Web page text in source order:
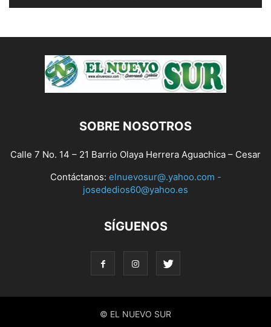
SOBRE NOSOTROS
Calle 7 No. 14 – 21 Barrio Olaya Herrera Aguachica – Cesar
Contáctanos: elnuevosur@.yahoo.com -
josededios60@yahoo.es
SÍGUENOS
© EL NUEVO SUR